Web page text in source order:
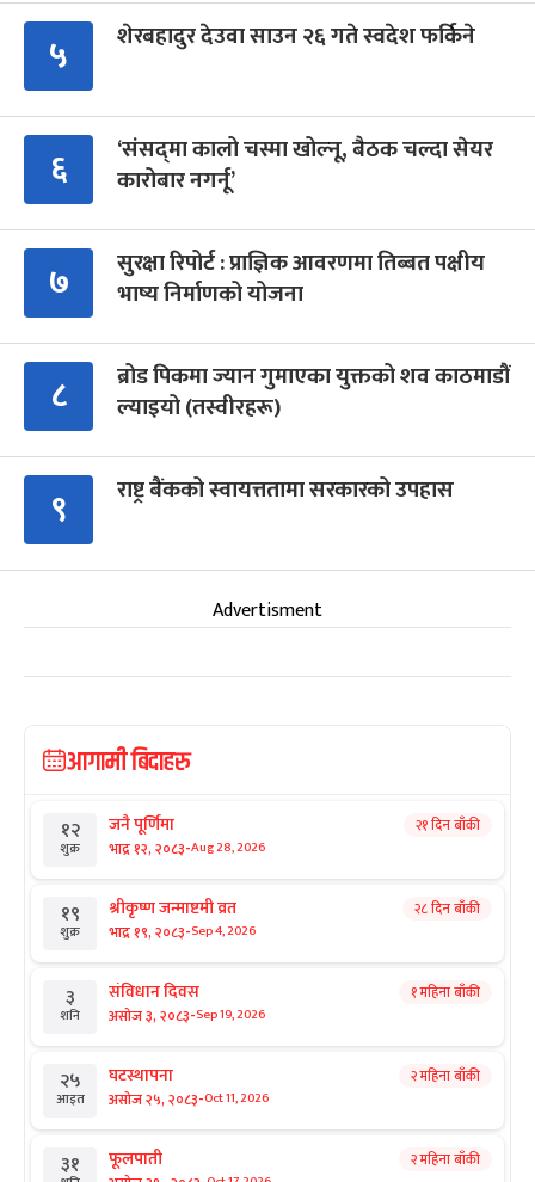
५ शेरबहादुर देउवा साउन २६ गते स्वदेश फर्किने
६
‘संसद्‍मा कालो चस्मा खोल्नू, बैठक चल्दा सेयर
कारोबार नगर्नू’
७
सुरक्षा रिपोर्ट : प्राज्ञिक आवरणमा तिब्बत पक्षीय
भाष्य निर्माणको योजना
८
ब्रोड पिकमा ज्यान गुमाएका युक्तको शव काठमाडौं
ल्याइयो (तस्वीरहरू)
९ राष्ट्र बैंकको स्वायत्ततामा सरकारको उपहास
Advertisment
आगामी बिदाहरु
१२
शुक्र
जनै पूर्णिमा
भाद्र १२, २०८३-Aug 28, 2026
२१ दिन बाँकी
१९
शुक्र
श्रीकृष्ण जन्माष्टमी व्रत
भाद्र १९, २०८३-Sep 4, 2026
२८ दिन बाँकी
३
शनि
संविधान दिवस
असोज ३, २०८३-Sep 19, 2026
१ महिना बाँकी
२५
आइत
घटस्थापना
असोज २५, २०८३-Oct 11, 2026
२ महिना बाँकी
३१ फूलपाती २ महिना बाँकी